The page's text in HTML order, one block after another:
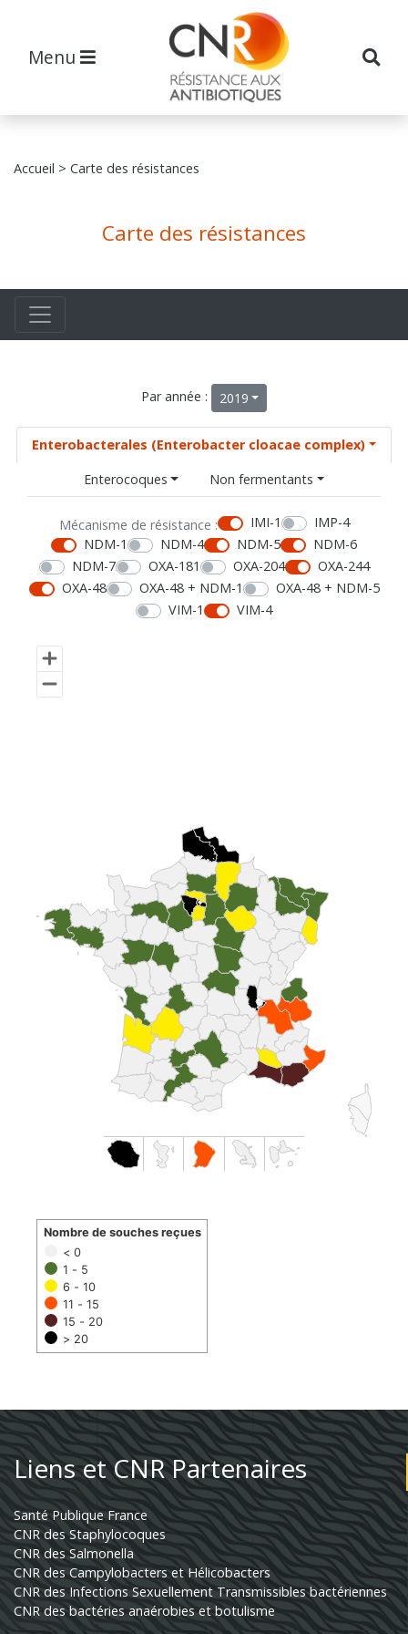
Menu
Accueil > Carte des résistances
Carte des résistances
Par année : 2019
Enterobacterales (Enterobacter cloacae complex)
Enterocoques
Non fermentants
Mécanisme de résistance : IMI-1
IMP-4
NDM-1
NDM-4 NDM-5
NDM-6
NDM-7
OXA-181 OXA-204
OXA-244
OXA-48
OXA-48 + NDM-1
OXA-48 + NDM-5
VIM-1
VIM-4
< 0
1 - 5
6 - 10
11 - 15
15 - 20
> 20
Nombre de souches reçues
Liens et CNR Partenaires
Santé Publique France
CNR des Staphylocoques
CNR des Salmonella
CNR des Campylobacters et Hélicobacters
CNR des Infections Sexuellement Transmissibles bactériennes
CNR des bactéries anaérobies et botulisme